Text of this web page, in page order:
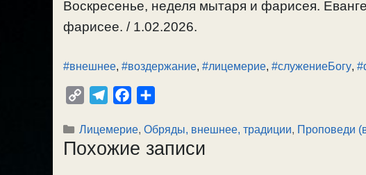
Воскресенье, неделя мытаря и фарисея.
фарисее. / 1.02.2026.
#внешнее, #воздержание, #лицемерие, #служениеБогу,
p
y
l
e
c
e
п
р
Рубрики
Лицемерие, Обряды, внешнее, традиции, Проповеди
Похожие записи